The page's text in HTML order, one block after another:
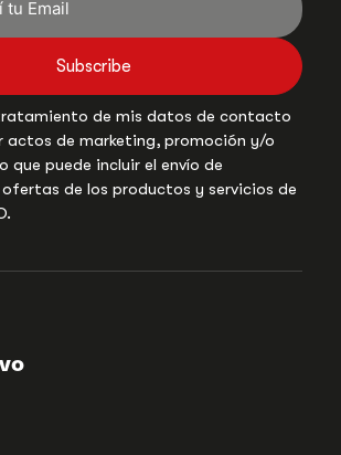
Subscribe
de mis datos de contacto
actos de marketing, promoción y/o
que puede incluir el envío de
de los productos y servicios de